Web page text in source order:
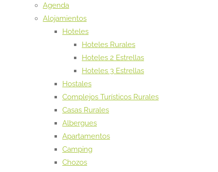
Agenda
Alojamientos
Hoteles
Hoteles Rurales
Hoteles 2 Estrellas
Hoteles 3 Estrellas
Hostales
Complejos Turísticos Rurales
Casas Rurales
Albergues
Apartamentos
Camping
Chozos